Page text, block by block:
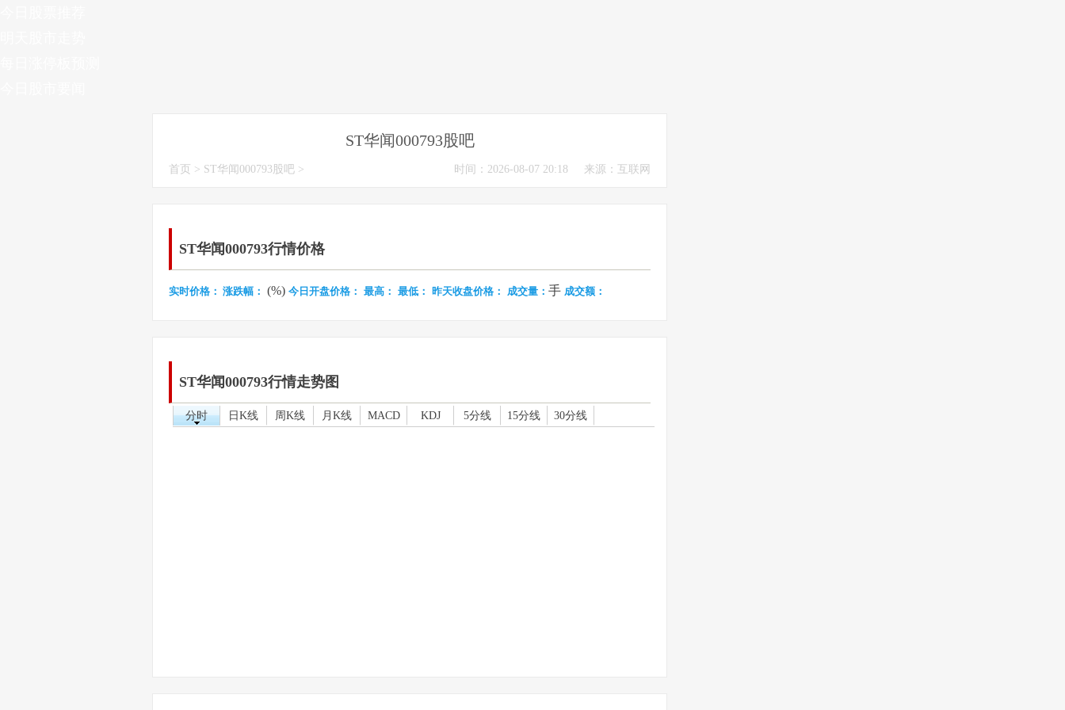
ST华闻000793股吧
首页 > ST华闻000793股吧 > 来源：互联网
时间：2026-08-07 20:18
ST华闻000793行情价格
实时价格： 涨跌幅： (%) 今日开盘价格： 最高： 最低： 昨天收盘价格： 成交量： 手 成交额：
ST华闻000793行情走势图
分时 日K线 周K线 月K线 MACD KDJ 5分线 15分线 30分线